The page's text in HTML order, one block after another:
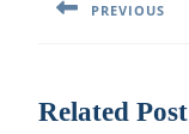
записям
PREVIOUS
Related Post